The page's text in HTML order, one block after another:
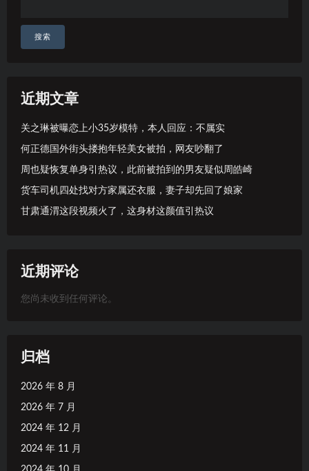
搜索
近期文章
关之琳被曝恋上小35岁模特，本人回应：不属实
何正德国外街头搂抱年轻美女被拍，网友吵翻了
周也疑恢复单身引热议，此前被拍到的男友疑似周皓崎
货车司机四处找对方家属还衣服，妻子却先回了娘家
甘肃通渭这段视频火了，这身材这颜值引热议
近期评论
您尚未收到任何评论。
归档
2026 年 8 月
2026 年 7 月
2024 年 12 月
2024 年 11 月